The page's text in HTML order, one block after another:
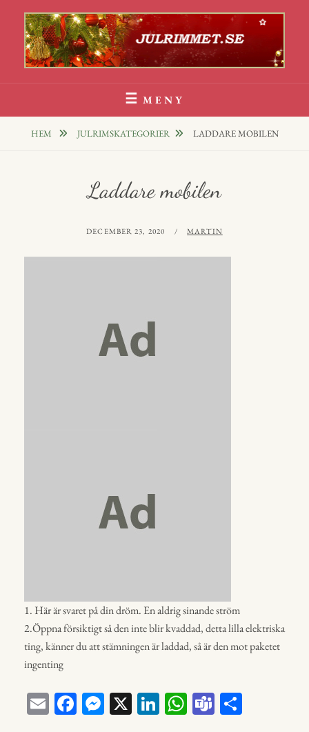
innehåll
Julrim Och Julklappsrim
MENY
HEM JULRIMSKATEGORIER LADDARE MOBILEN
Laddare mobilen
PUBLICERAT
DECEMBER 23, 2020 AV
MARTIN
1. Här är svaret på din dröm. En aldrig sinande ström
2.Öppna försiktigt så den inte blir kvaddad, detta lilla elektriska
ting, känner du att stämningen är laddad, så är den mot paketet
ingenting
E Fa M X Li W Te